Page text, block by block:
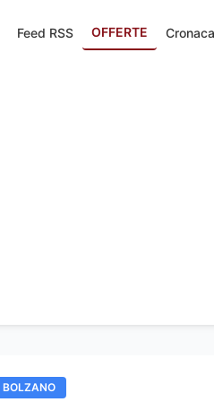
Feed RSS OFFERTE Cronaca
BOLZANO